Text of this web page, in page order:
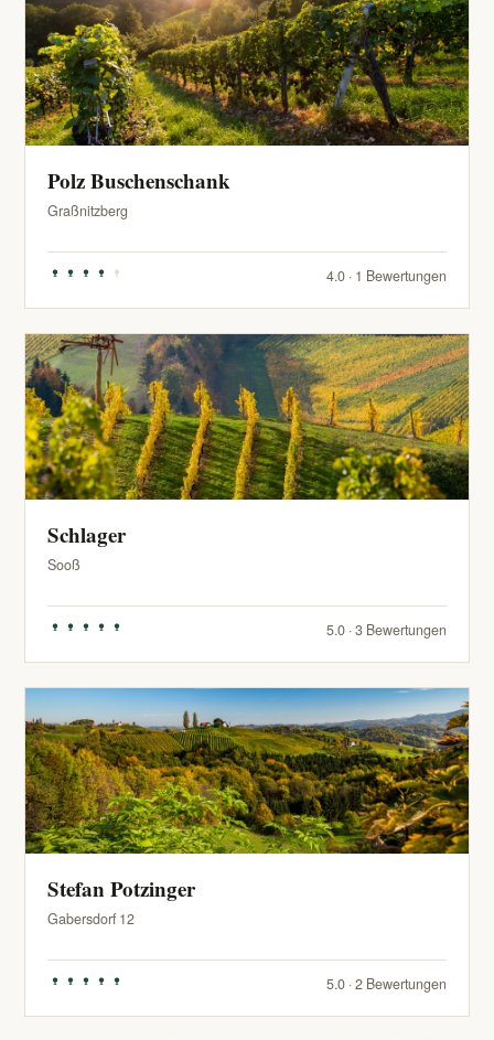
Polz Buschenschank
Graßnitzberg
4.0 · 1 Bewertungen
Schlager
Sooß
5.0 · 3 Bewertungen
Stefan Potzinger
Gabersdorf 12
5.0 · 2 Bewertungen